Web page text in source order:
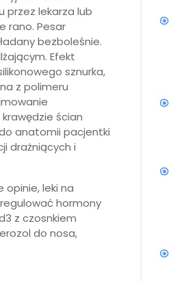
przez lekarza lub
rano. Pesar
bezboleśnie.
Efekt
sznurka,
z polimeru
ścian
anatomii pacjentki
drażniących i
opinie, leki na
hormony
z czosnkiem
do nosa,